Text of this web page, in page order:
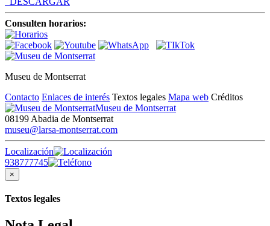
Consulten horarios:
Museu de Montserrat
Contacto Enlaces de interés Textos legales Mapa web Créditos
Museu de Montserrat
08199 Abadia de Montserrat
museu@larsa-montserrat.com
Localización
938777745
×
Textos legales